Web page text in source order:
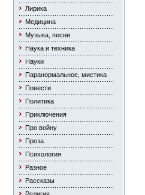
Лирика
Медицина
Музыка, песни
Наука и техника
Науки
Паранормальное, мистика
Повести
Политика
Приключения
Про войну
Проза
Психология
Разное
Рассказы